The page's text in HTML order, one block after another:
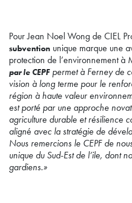
Pour Jean Noel Wong de CIEL
subvention unique marque une
protection de l’environnement à
par le CEPFpermet à Ferney de
vision à long terme pour le
région à haute valeur
est porté par une approche
agriculture durable et résilience
aligné avec la stratégie de
Nous remercions le CEPF de
unique du Sud-Est de l’ile, dont
gardiens.»